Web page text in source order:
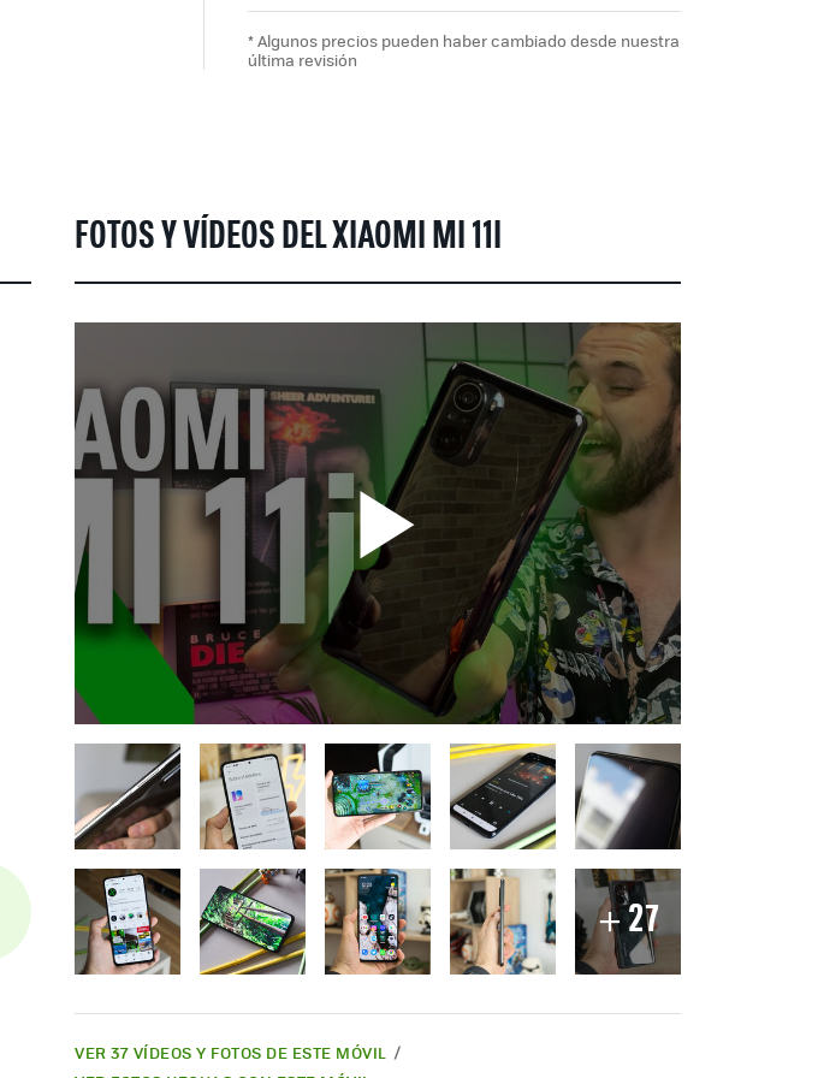
* Algunos precios pueden haber cambiado desde nuestra
última revisión
FOTOS Y VÍDEOS DEL XIAOMI MI 11I
27
VER 37 VÍDEOS Y FOTOS DE ESTE MÓVIL